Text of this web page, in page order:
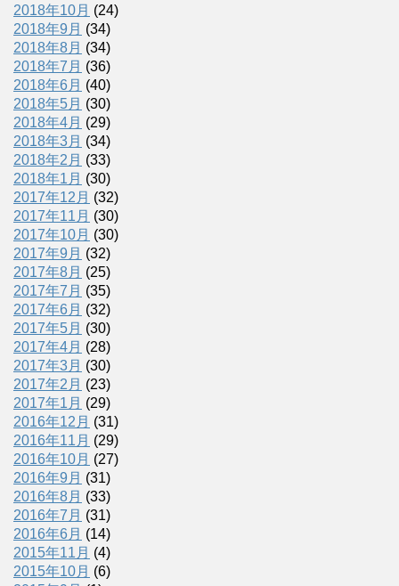
2018年10月 (24)
2018年9月 (34)
2018年8月 (34)
2018年7月 (36)
2018年6月 (40)
2018年5月 (30)
2018年4月 (29)
2018年3月 (34)
2018年2月 (33)
2018年1月 (30)
2017年12月 (32)
2017年11月 (30)
2017年10月 (30)
2017年9月 (32)
2017年8月 (25)
2017年7月 (35)
2017年6月 (32)
2017年5月 (30)
2017年4月 (28)
2017年3月 (30)
2017年2月 (23)
2017年1月 (29)
2016年12月 (31)
2016年11月 (29)
2016年10月 (27)
2016年9月 (31)
2016年8月 (33)
2016年7月 (31)
2016年6月 (14)
2015年11月 (4)
2015年10月 (6)